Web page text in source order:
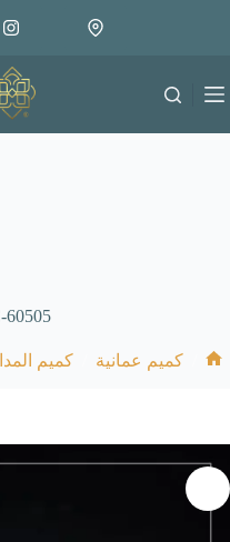
متوفر في المخزون
60505
كميم عمانية كميم